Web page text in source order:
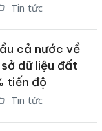
Tin tức
cả nước về
dữ liệu đất
tiến độ
Tin tức